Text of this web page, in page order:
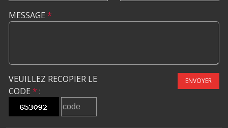
MESSAGE *
VEUILLEZ RECOPIER LE
CODE * :
ENVOYER